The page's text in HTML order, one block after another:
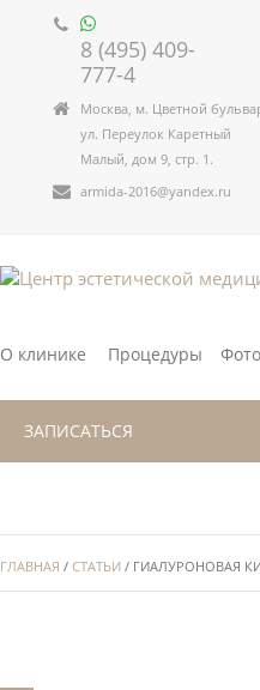
8 (495) 409-
777-4
Москва, м. Цветной
ул. Переулок Каретный
Малый, дом 9, стр. 1.
armida-2016@yandex.ru
О клинике Процедуры
ЗАПИСАТЬСЯ
ГЛАВНАЯ / СТАТЬИ / ГИАЛУРОНОВАЯ